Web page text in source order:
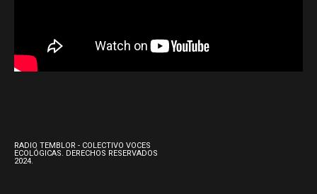
RADIO TEMBLOR - COLECTIVO VOCES
ECOLÓGICAS. DERECHOS RESERVADOS
2024.